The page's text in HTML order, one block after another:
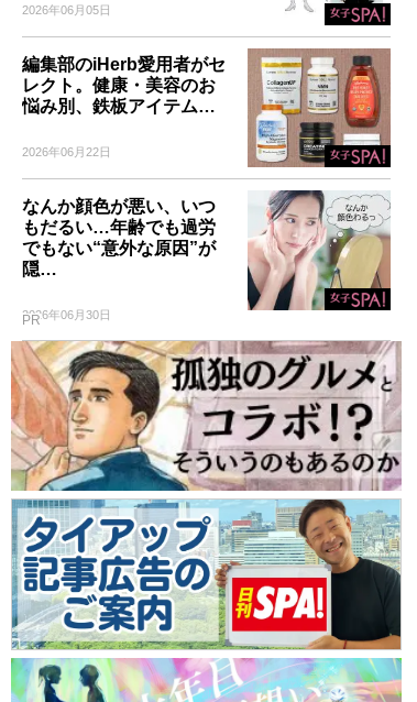
2026年06月05日
編集部のiHerb愛用者がセ
レクト。健康・美容のお
悩み別、鉄板アイテム…
2026年06月22日
なんか顔色が悪い、いつ
もだるい…年齢でも過労
でもない“意外な原因”が
隠…
2026年06月30日
PR